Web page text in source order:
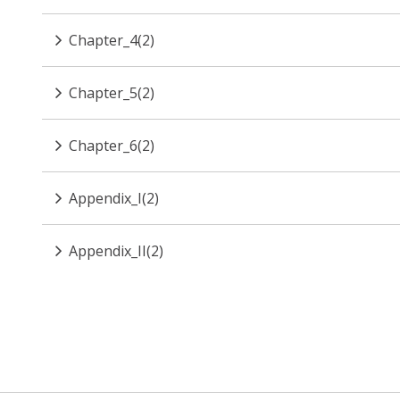
Chapter_4(2)
Chapter_5(2)
Chapter_6(2)
Appendix_I(2)
Appendix_II(2)